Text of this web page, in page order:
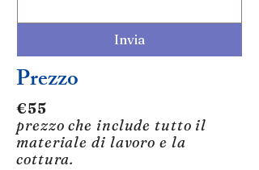
Invia
Prezzo
€55
prezzo che include tutto il
materiale di lavoro e la
cottura.